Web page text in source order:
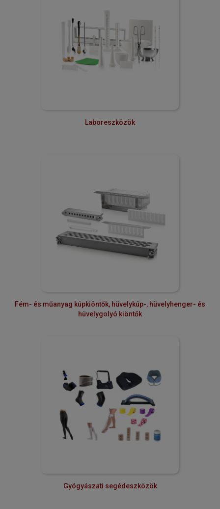
Laboreszközök
Fém- és műanyag kúpkiöntők, hüvelykúp-, hüvelyhenger- és
hüvelygolyó kiöntők
Gyógyászati segédeszközök